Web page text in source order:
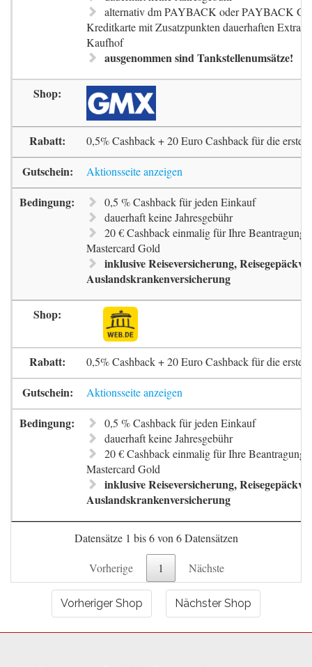
alternativ dm PAYBACK oder PAYBACK
Kreditkarte mit Zusatzpunkten dauerhaften Extra-
Kaufhof
ausgenommen sind Tankstellenumsätze!
0,5% Cashback + 20 Euro Cashback für die erste
Aktionsseite anzeigen
0,5 % Cashback für jeden Einkauf
dauerhaft keine Jahresgebühr
20 € Cashback einmalig für Ihre Beantragung
Mastercard Gold
inklusive Reiseversicherung,
Auslandskrankenversicherung
0,5% Cashback + 20 Euro Cashback für die erste
Aktionsseite anzeigen
0,5 % Cashback für jeden Einkauf
dauerhaft keine Jahresgebühr
20 € Cashback einmalig für Ihre Beantragung
Mastercard Gold
inklusive Reiseversicherung,
Auslandskrankenversicherung
Datensätze 1 bis 6 von 6 Datensätzen
Vorherige 1 Nächste
Vorheriger Shop Nächster Shop